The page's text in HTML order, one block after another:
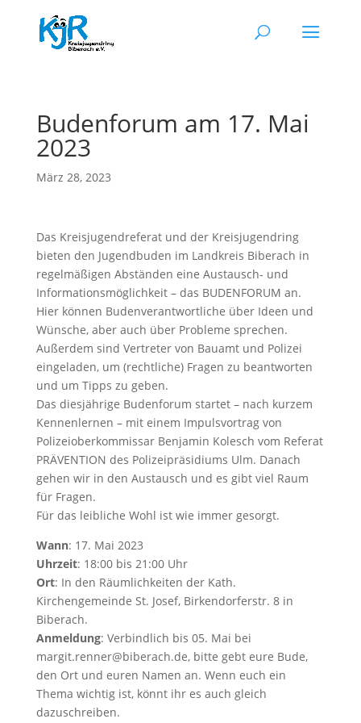
Budenforum am 17. Mai
2023
März 28, 2023
Das Kreisjugendreferat und der Kreisjugendring
bieten den Jugendbuden im Landkreis Biberach in
regelmäßigen Abständen eine Austausch- und
Informationsmöglichkeit – das BUDENFORUM an.
Hier können Budenverantwortliche über Ideen und
Wünsche, aber auch über Probleme sprechen.
Außerdem sind Vertreter von Bauamt und Polizei
eingeladen, um (rechtliche) Fragen zu beantworten
und um Tipps zu geben.
Das diesjährige Budenforum startet – nach kurzem
Kennenlernen – mit einem Impulsvortrag von
Polizeioberkommissar Benjamin Kolesch vom Referat
PRÄVENTION des Polizeipräsidiums Ulm. Danach
gehen wir in den Austausch und es gibt viel Raum
für Fragen.
Für das leibliche Wohl ist wie immer gesorgt.
Wann: 17. Mai 2023
Uhrzeit: 18:00 bis 21:00 Uhr
Ort: In den Räumlichkeiten der Kath.
Kirchengemeinde St. Josef, Birkendorferstr. 8 in
Biberach.
Anmeldung: Verbindlich bis 05. Mai bei
margit.renner@biberach.de, bitte gebt eure Bude,
den Ort und euren Namen an. Wenn euch ein
Thema wichtig ist, könnt ihr es auch gleich
dazuschreiben.